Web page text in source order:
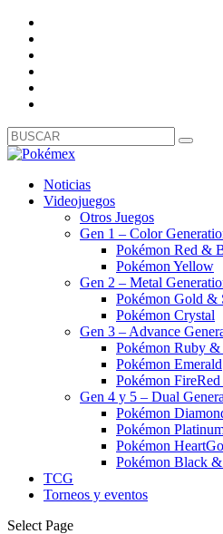
Noticias
Videojuegos
Otros Juegos
Gen 1 – Color
Pokémon Red &
Pokémon Yellow
Gen 2 – Metal
Pokémon Gold &
Pokémon Crystal
Gen 3 – Advance
Pokémon Ruby &
Pokémon Emerald
Pokémon
Gen 4 y 5 – Dual
Pokémon
Pokémon
Pokémon
Pokémon Black
TCG
Torneos y eventos
Select Page